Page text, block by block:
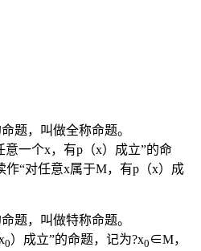
题，叫做全称命题。
一个x，有p（x）成立”的命
“对任意x属于M，有p（x）成
题，叫做特称命题。
0）成立”的命题，记为?x0 ∈M，